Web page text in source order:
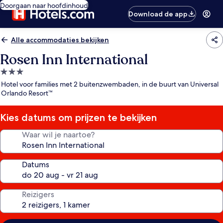
Doorgaan naar hoofdinhoud
Download de app
Alle accommodaties bekijken
Rosen Inn International
3.0-
sterrenaccommodatie
Hotel voor families met 2 buitenzwembaden, in de buurt van Universal
Orlando Resort™
Kies datums om prijzen te bekijken
Waar wil je naartoe?
Datums
Reizigers